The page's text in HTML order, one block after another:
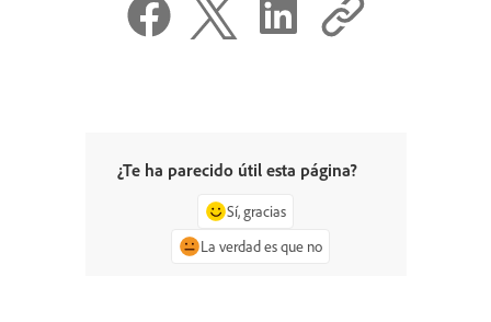
¿Te ha parecido útil esta página?
Sí, gracias
La verdad es que no